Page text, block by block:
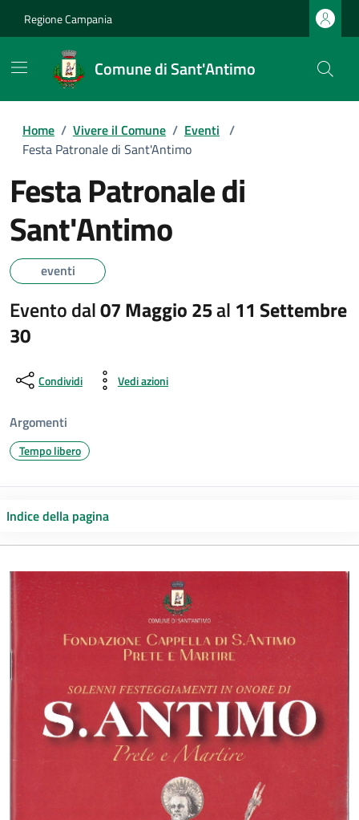
Regione Campania
Comune di Sant'Antimo
Home / Vivere il Comune / Eventi /
Festa Patronale di Sant'Antimo
Festa Patronale di
Sant'Antimo
eventi
Evento dal07 Maggio 25al 11 Settembre
30
Condividi Vedi azioni
Argomenti
Tempo libero
Indice della pagina